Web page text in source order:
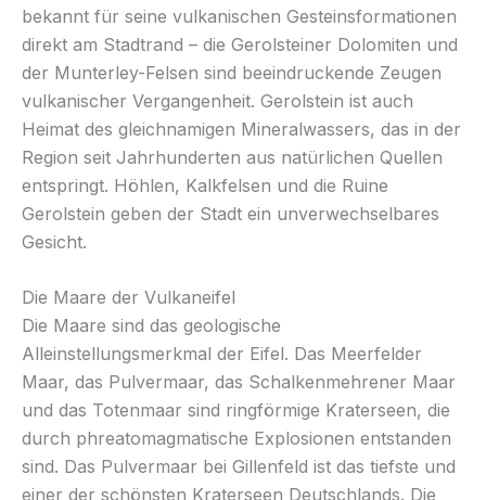
bekannt für seine vulkanischen Gesteinsformationen
direkt am Stadtrand – die Gerolsteiner Dolomiten und
der Munterley-Felsen sind beeindruckende Zeugen
vulkanischer Vergangenheit. Gerolstein ist auch
Heimat des gleichnamigen Mineralwassers, das in der
Region seit Jahrhunderten aus natürlichen Quellen
entspringt. Höhlen, Kalkfelsen und die Ruine
Gerolstein geben der Stadt ein unverwechselbares
Gesicht.
Die Maare der Vulkaneifel
Die Maare sind das geologische
Alleinstellungsmerkmal der Eifel. Das Meerfelder
Maar, das Pulvermaar, das Schalkenmehrener Maar
und das Totenmaar sind ringförmige Kraterseen, die
durch phreatomagmatische Explosionen entstanden
sind. Das Pulvermaar bei Gillenfeld ist das tiefste und
einer der schönsten Kraterseen Deutschlands. Die